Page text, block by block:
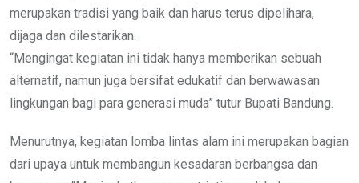
merupakan tradisi yang baik dan harus terus dipelihara,
dijaga dan dilestarikan.
“Mengingat kegiatan ini tidak hanya memberikan sebuah
alternatif, namun juga bersifat edukatif dan berwawasan
lingkungan bagi para generasi muda” tutur Bupati Bandung.
Menurutnya, kegiatan lomba lintas alam ini merupakan bagian
dari upaya untuk membangun kesadaran berbangsa dan